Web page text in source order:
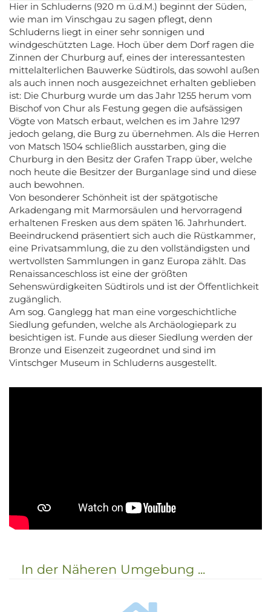
Hier in Schluderns (920 m ü.d.M.) beginnt der Süden,
wie man im Vinschgau zu sagen pflegt, denn
Schluderns liegt in einer sehr sonnigen und
windgeschützten Lage. Hoch über dem Dorf ragen die
Zinnen der Churburg auf, eines der interessantesten
mittelalterlichen Bauwerke Südtirols, das sowohl außen
als auch innen noch ausgezeichnet erhalten geblieben
ist: Die Churburg wurde um das Jahr 1255 herum vom
Bischof von Chur als Festung gegen die aufsässigen
Vögte von Matsch erbaut, welchen es im Jahre 1297
jedoch gelang, die Burg zu übernehmen. Als die Herren
von Matsch 1504 schließlich ausstarben, ging die
Churburg in den Besitz der Grafen Trapp über, welche
noch heute die Besitzer der Burganlage sind und diese
auch bewohnen.
Von besonderer Schönheit ist der spätgotische
Arkadengang mit Marmorsäulen und hervorragend
erhaltenen Fresken aus dem späten 16. Jahrhundert.
Beeindruckend präsentiert sich auch die Rüstkammer,
eine Privatsammlung, die zu den vollständigsten und
wertvollsten Sammlungen in ganz Europa zählt. Das
Renaissanceschloss ist eine der größten
Sehenswürdigkeiten Südtirols und ist der Öffentlichkeit
zugänglich.
Am sog. Ganglegg hat man eine vorgeschichtliche
Siedlung gefunden, welche als Archäologiepark zu
besichtigen ist. Funde aus dieser Siedlung werden der
Bronze und Eisenzeit zugeordnet und sind im
Vintschger Museum in Schluderns ausgestellt.
In der Näheren Umgebung ...